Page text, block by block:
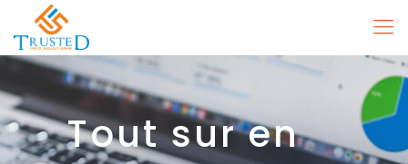
Tout sur en